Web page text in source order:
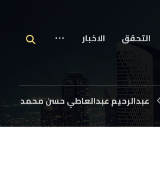
التحقق الاخبار
عبدالرحيم عبدالعاطي حسن محمد